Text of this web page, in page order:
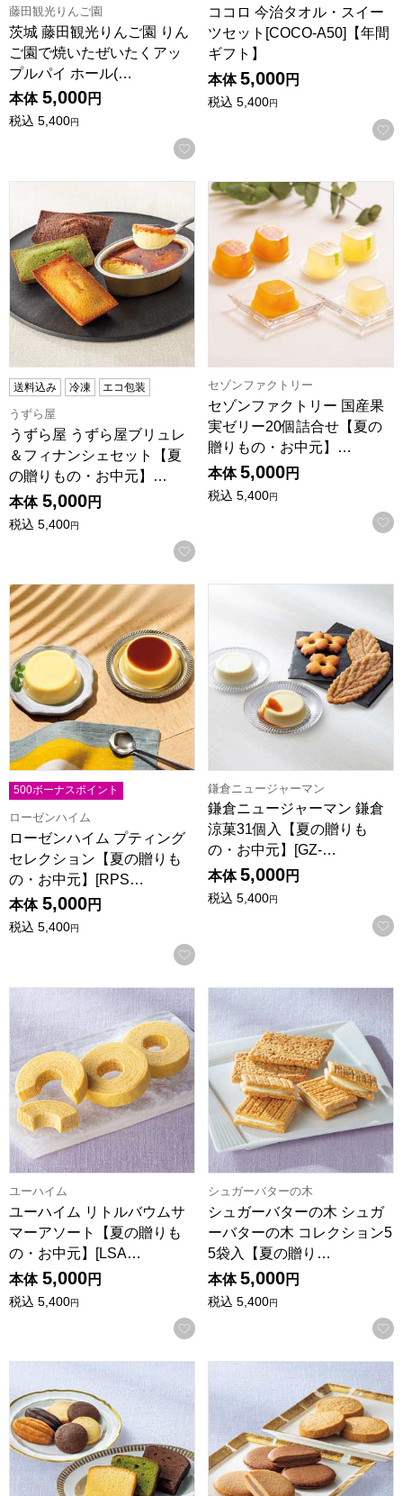
藤田観光りんご園
茨城 藤田観光りんご園 りん
ご園で焼いたぜいたくアッ
プルパイ ホール(…
本体 5,000円
税込 5,400円
お気に入りに登録する
ココロ 今治タオル・スイー
ツセット[COCO-A50]【年間
ギフト】
本体 5,000円
税込 5,400円
うずら屋 うずら屋ブリュレ＆フィナンシェセット【夏の贈
送料込み 冷凍 エコ包装
うずら屋
うずら屋 うずら屋ブリュレ
＆フィナンシェセット【夏
の贈りもの・お中元】…
本体 5,000円
税込 5,400円
お気に入りに登録する
セゾンファクトリー 国産果
セゾンファクトリー
セゾンファクトリー 国産果
実ゼリー20個詰合せ【夏の
贈りもの・お中元】…
本体 5,000円
税込 5,400円
ローゼンハイム プティングセレクション【夏の贈りもの・
500ボーナスポイント
ローゼンハイム
ローゼンハイム プティング
セレクション【夏の贈りも
の・お中元】[RPS…
本体 5,000円
税込 5,400円
お気に入りに登録する
鎌倉ニュージャーマン
鎌倉ニュージャーマン 鎌倉
涼菓31個入【夏の贈りも
の・お中元】[GZ-…
本体 5,000円
税込 5,400円
ユーハイム リトルバウムサマーアソート【夏の贈りもの・
ユーハイム
ユーハイム リトルバウムサ
マーアソート【夏の贈りも
の・お中元】[LSA…
本体 5,000円
税込 5,400円
お気に入りに登録する
シュガーバターの木 シュガ
シュガーバターの木
シュガーバターの木 シュガ
ーバターの木 コレクション5
5袋入【夏の贈り…
本体 5,000円
税込 5,400円
ゴディバ パティスリー アソートメント(21個入)【夏の贈り
ゴディバ ラングドシャクッ